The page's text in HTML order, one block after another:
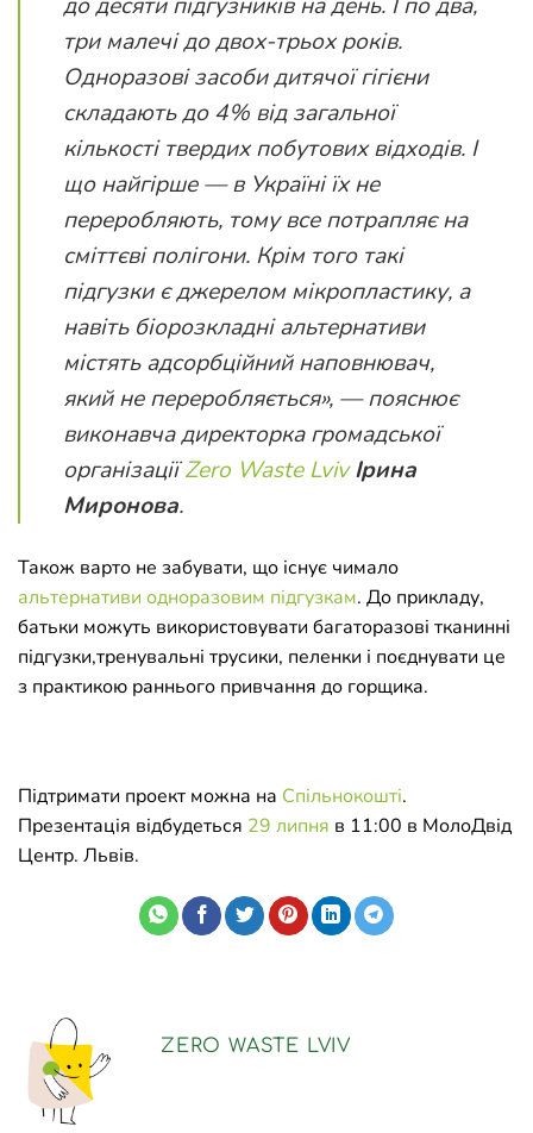
до десяти підгузників на день. І по два,
три малечі до двох-трьох років.
Одноразові засоби дитячої гігієни
складають до 4% від загальної
кількості твердих побутових відходів. І
що найгірше — в Україні їх не
переробляють, тому все потрапляє на
сміттєві полігони. Крім того такі
підгузки є джерелом мікропластику, а
навіть біорозкладні альтернативи
містять адсорбційний наповнювач,
який не переробляється», — пояснює
виконавча директорка громадської
організаціїZero Waste Lviv Ірина
Миронова.
Також варто не забувати, що існує чимало
альтернативи одноразовим підгузкам. До прикладу,
батьки можуть використовувати багаторазові тканинні
підгузки,тренувальні трусики, пеленки і поєднувати це
з практикою раннього привчання до горщика.
Підтримати проект можна на Спільнокошті.
Презентація відбудеться 29 липня в 11:00 в МолоДвід
Центр. Львів.
ZERO WASTE LVIV